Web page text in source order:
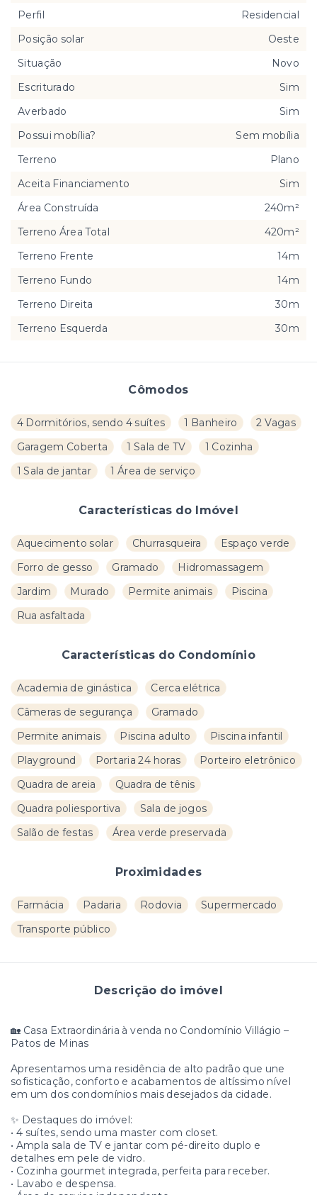
Cômodos
4 Dormitórios, sendo 4 suítes 1 Banheiro
2 Vagas
Garagem Coberta
1 Sala de TV
1 Cozinha
1 Sala de jantar
1 Área de serviço
Características do Imóvel
Aquecimento solar Churrasqueira
Espaço verde
Forro de gesso
Gramado
Hidromassagem
Jardim
Murado Permite animais
Piscina
Rua asfaltada
Características do Condomínio
Academia de ginástica
Cerca elétrica
Câmeras de segurança
Gramado
Permite animais
Piscina adulto
Piscina infantil
Playground
Portaria 24 horas
Porteiro eletrônico
Quadra de areia
Quadra de tênis
Quadra poliesportiva
Sala de jogos
Salão de festas
Área verde preservada
Proximidades
Farmácia Padaria Rodovia
Supermercado
Transporte público
Descrição do imóvel
🏡 Casa Extraordinária à venda no Condomínio Villágio –
Patos de Minas
Apresentamos uma residência de alto padrão que une
sofisticação, conforto e acabamentos de altíssimo nível
em um dos condomínios mais desejados da cidade.
✨ Destaques do imóvel:
• 4 suítes, sendo uma master com closet.
• Ampla sala de TV e jantar com pé-direito duplo e
detalhes em pele de vidro.
• Cozinha gourmet integrada, perfeita para receber.
• Lavabo e despensa.
Perfil
Residencial
Posição solar
Oeste
Situação
Novo
Escriturado
Sim
Averbado
Sim
Possui mobília?
Sem mobília
Terreno
Plano
Aceita Financiamento
Sim
Área Construída
240m²
Terreno Área Total
420m²
Terreno Frente
14m
Terreno Fundo
14m
Terreno Direita
30m
Terreno Esquerda
30m